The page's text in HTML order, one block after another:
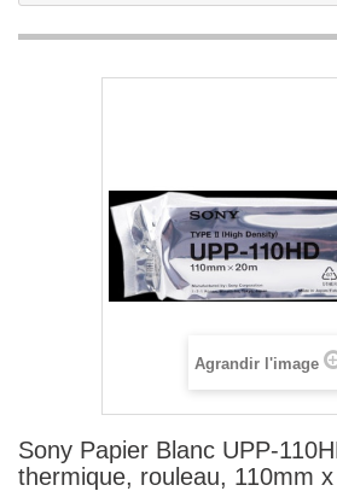
Agrandir l'image
Sony Papier Blanc UPP-
thermique, rouleau, 110mm